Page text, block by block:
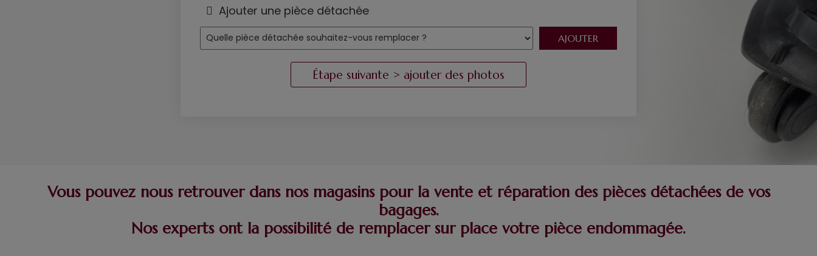
Ajouter une pièce détachée
Vous pouvez nous retrouver dans nos magasins pour la vente et réparation des pièces détachées de vos
bagages.
Nos experts ont la possibilité de remplacer sur place votre pièce endommagée.